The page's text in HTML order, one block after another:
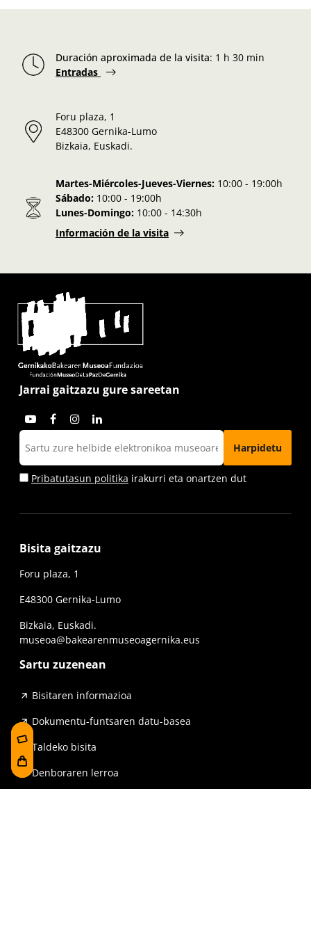
Duración aproximada de la visita: 1 h 30 min
Entradas
Foru plaza, 1
E48300 Gernika-Lumo
Bizkaia, Euskadi.
Martes-Miércoles-Jueves-Viernes: 10:00 - 19:00h
Sábado: 10:00 - 19:00h
Lunes-Domingo: 10:00 - 14:30h
Información de la visita
Jarrai gaitzazu gure sareetan
Pribatutasun politika irakurri eta onartzen dut
Bisita gaitzazu
Foru plaza, 1
E48300 Gernika-Lumo
Bizkaia, Euskadi.
museoa@bakearenmuseoagernika.eus
Sartu zuzenean
Bisitaren informazioa
Dokumentu-funtsaren datu-basea
Taldeko bisita
Denboraren lerroa